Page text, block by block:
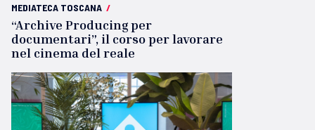
MEDIATECA TOSCANA /
“Archive Producing per
documentari”, il corso per lavorare
nel cinema del reale